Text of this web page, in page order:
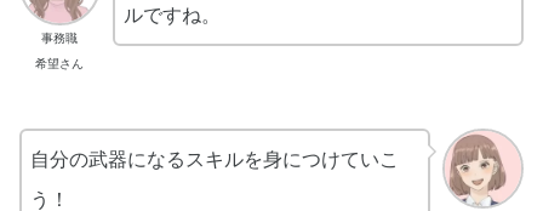
事務職
希望さん
ルですね。
自分の武器になるスキルを身につけていこ
う！